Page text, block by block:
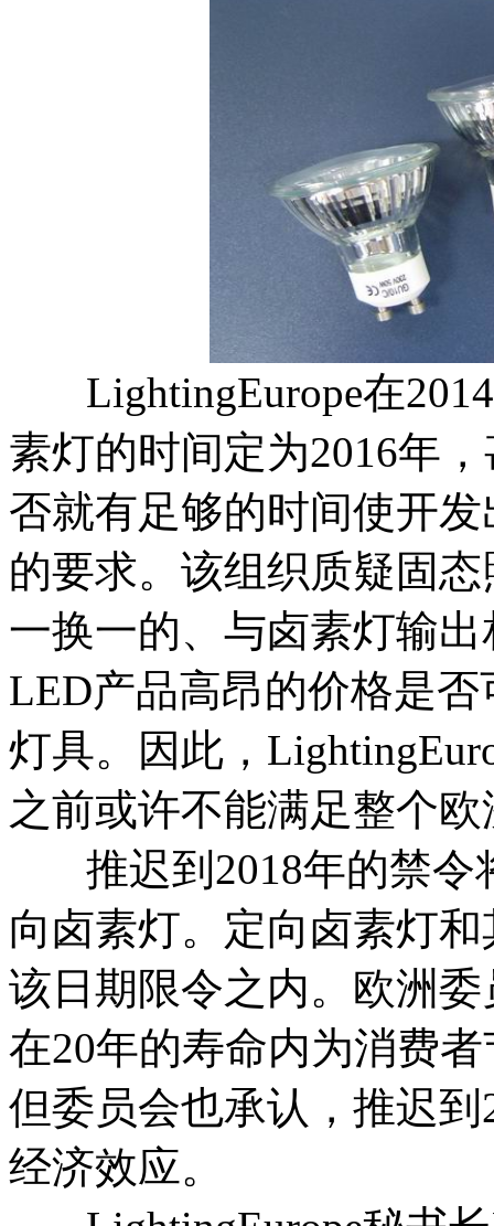
LightingEurope在
素灯的时间定为2016年
否就有足够的时间使开
的要求。该组织质疑固
一换一的、与卤素灯输
LED产品高昂的价格是
灯具。因此，
之前或许不能满足整个
推迟到2018年的禁令
向卤素灯。定向卤素灯
该日期限令之内。欧洲
在20年的寿命内为消费
但委员会也承认，推迟
经济效应。